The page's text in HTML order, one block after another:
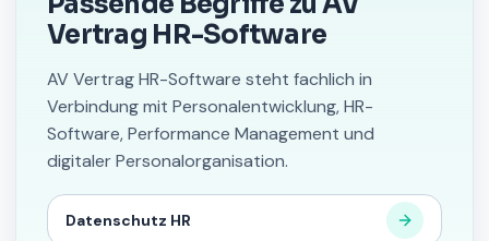
Vertrag HR-Software
AV Vertrag HR-Software steht fachlich in
Verbindung mit Personalentwicklung, HR-
Software, Performance Management und
digitaler Personalorganisation.
Datenschutz HR